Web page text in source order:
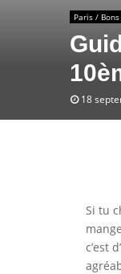
Paris /
18
Si tu
c’est